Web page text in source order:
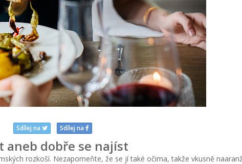
Sdílej na Sdílej na
aneb dobře se najíst
rozkoší. Nezapomeňte, že se jí také očima, takže vkusně